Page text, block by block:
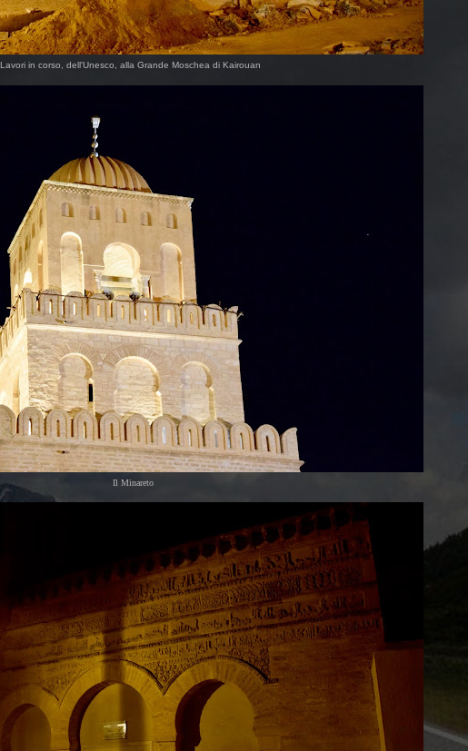
Lavori in corso, dell'Unesco, alla Grande Moschea di Kairouan
Il Minareto